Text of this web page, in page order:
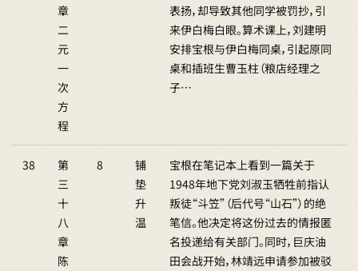
章
二
元
一
次
方
程
表扬，却导致其他同学被罚抄，引
来伊白梅白眼。算术课上，刘建明
安排宝根与伊白梅同桌，引起原同
桌和插班生曹玉柱（粮店经理之
子…
38
第
三
十
八
章
陈
8
铺
垫
升
温
宝根在笔记本上看到一篇关于
1948年地下党刘淑玉牺牲前指认
叛徒“斗笠”（后代号“山石”）的绝
笔信。他决定将这份过去的情报匿
名投递给有关部门。同时，巨庆油
田会战开始，林靖远申请参加被驳